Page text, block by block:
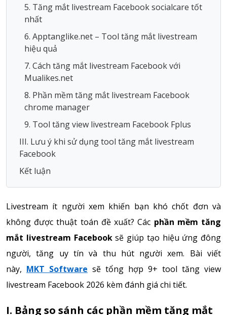
5. Tăng mắt livestream Facebook socialcare tốt
nhất
6. Apptanglike.net – Tool tăng mắt livestream
hiệu quả
7. Cách tăng mắt livestream Facebook với
Mualikes.net
8. Phần mềm tăng mắt livestream Facebook
chrome manager
9. Tool tăng view livestream Facebook Fplus
III. Lưu ý khi sử dụng tool tăng mắt livestream
Facebook
Kết luận
Livestream ít người xem khiến bạn khó chốt đơn và
không được thuật toán đề xuất? Các phần mềm tăng
mắt livestream Facebooksẽ giúp tạo hiệu ứng đông
người, tăng uy tín và thu hút người xem. Bài viết
này, MKT Software sẽ tổng hợp 9+ tool tăng view
livestream Facebook 2026 kèm đánh giá chi tiết.
I. Bảng so sánh các phần mềm tăng mắt